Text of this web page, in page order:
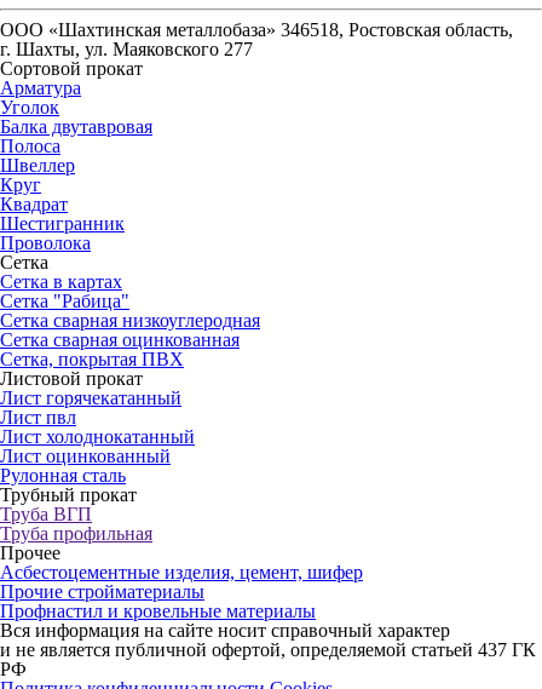
ООО «Шахтинская металлобаза» 346518, Ростовская область,
г. Шахты, ул. Маяковского 277
Сортовой прокат
Арматура
Уголок
Балка двутавровая
Полоса
Швеллер
Круг
Квадрат
Шестигранник
Проволока
Сетка
Сетка в картах
Сетка "Рабица"
Сетка сварная низкоуглеродная
Сетка сварная оцинкованная
Сетка, покрытая ПВХ
Листовой прокат
Лист горячекатанный
Лист пвл
Лист холоднокатанный
Лист оцинкованный
Рулонная сталь
Трубный прокат
Труба ВГП
Труба профильная
Прочее
Асбестоцементные изделия, цемент, шифер
Прочие стройматериалы
Профнастил и кровельные материалы
Вся информация на сайте носит справочный характер
и не является публичной офертой, определяемой статьей 437 ГК
РФ